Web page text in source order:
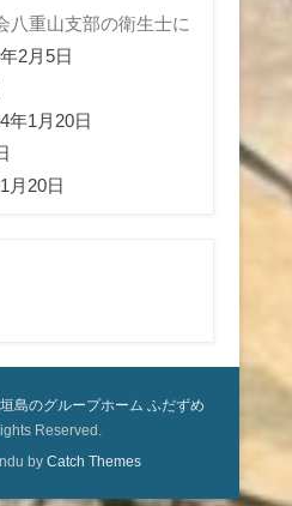
八重山支部の衛生士に
2月5日
年1月20日
月20日
島のグループホーム ふだずめ
Reserved.
by Catch Themes